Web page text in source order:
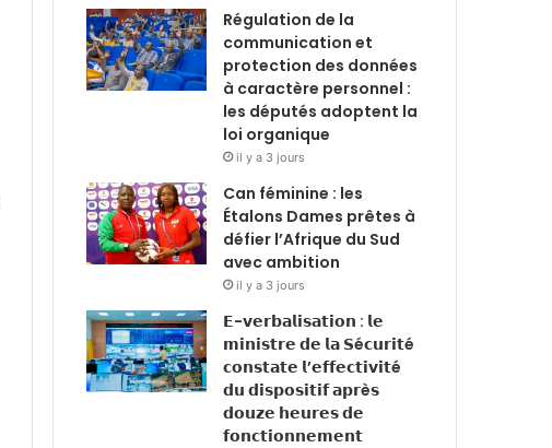
Régulation de la
communication et
protection des données
à caractère personnel :
les députés adoptent la
loi organique
il y a 3 jours
Can féminine : les
Étalons Dames prêtes à
défier l’Afrique du Sud
avec ambition
il y a 3 jours
𝗘-𝘃𝗲𝗿𝗯𝗮𝗹𝗶𝘀𝗮𝘁𝗶𝗼𝗻 : 𝗹𝗲
𝗺𝗶𝗻𝗶𝘀𝘁𝗿𝗲 𝗱𝗲 𝗹𝗮 𝗦é𝗰𝘂𝗿𝗶𝘁é
𝗰𝗼𝗻𝘀𝘁𝗮𝘁𝗲 𝗹’𝗲𝗳𝗳𝗲𝗰𝘁𝗶𝘃𝗶𝘁é
𝗱𝘂 𝗱𝗶𝘀𝗽𝗼𝘀𝗶𝘁𝗶𝗳 𝗮𝗽𝗿è𝘀
𝗱𝗼𝘂𝘇𝗲 𝗵𝗲𝘂𝗿𝗲𝘀 𝗱𝗲
𝗳𝗼𝗻𝗰𝘁𝗶𝗼𝗻𝗻𝗲𝗺𝗲𝗻𝘁